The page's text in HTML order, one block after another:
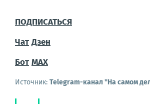
ПОДПИСАТЬСЯ
Чат Дзен
Бот MAX
Источник: Telegram-канал "На самом